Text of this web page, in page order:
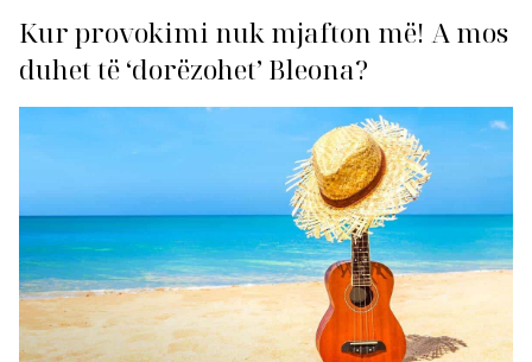
Kur provokimi nuk mjafton më! A mos
duhet të ‘dorëzohet’ Bleona?